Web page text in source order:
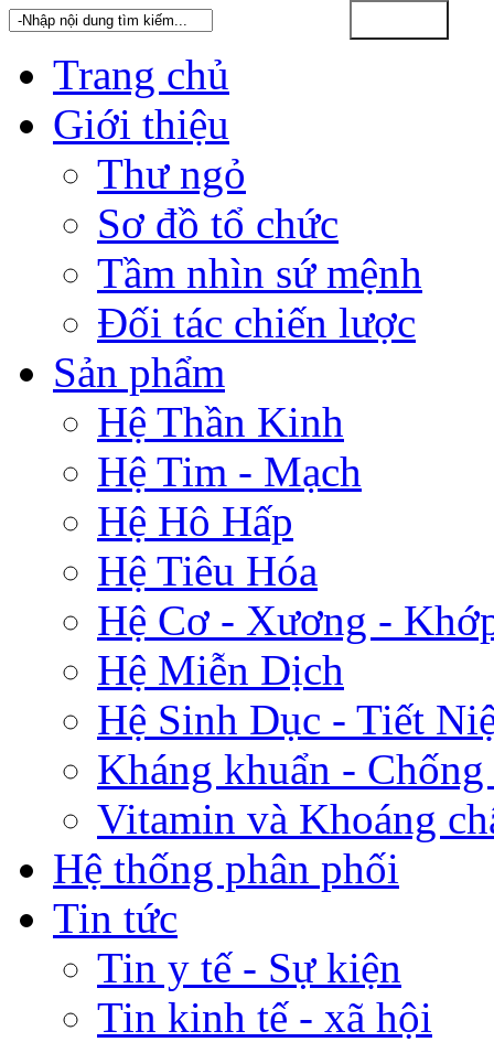
Trang chủ
Giới thiệu
Thư ngỏ
Sơ đồ tổ chức
Tầm nhìn sứ mệnh
Đối tác chiến lược
Sản phẩm
Hệ Thần Kinh
Hệ Tim - Mạch
Hệ Hô Hấp
Hệ Tiêu Hóa
Hệ Cơ - Xương -
Hệ Miễn Dịch
Hệ Sinh Dục - Tiết
Kháng khuẩn - Chống
Vitamin và Khoáng
Hệ thống phân phối
Tin tức
Tin y tế - Sự kiện
Tin kinh tế - xã hội